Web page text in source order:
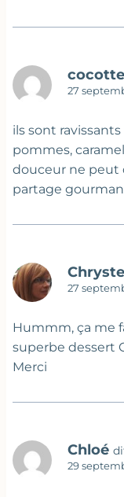
27
ils sont
pommes,
douceur ne peut
partage
27
Hummm, ça me
superbe dessert
Merci
Chloé
29